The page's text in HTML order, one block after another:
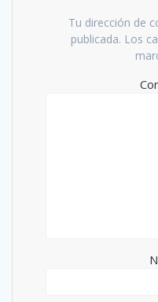
Tu dirección de
publicada. Los